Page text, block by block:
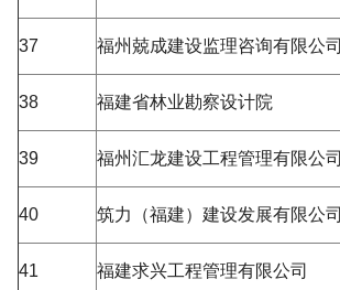
37 福州兢成建设监理咨询有限公司
38 福建省林业勘察设计院
39 福州汇龙建设工程管理有限公司
40 筑力（福建）建设发展有限公司
41 福建求兴工程管理有限公司